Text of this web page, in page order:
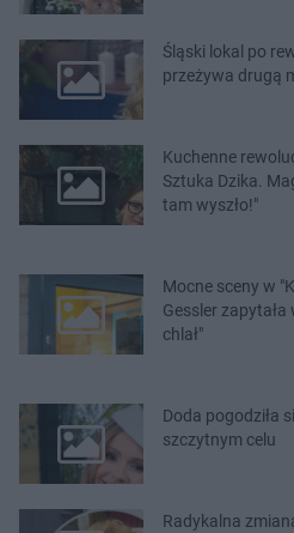
Śląski lokal po
przeżywa drugą
Kuchenne
Sztuka Dzika.
tam wyszło!"
Mocne sceny w
Gessler
chlał"
Doda pogodziła
szczytnym celu
Radykalna